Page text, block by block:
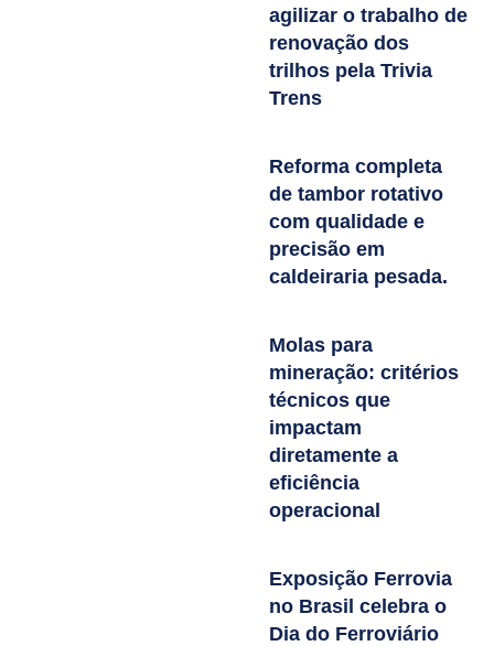
agilizar o trabalho de
renovação dos
trilhos pela Trivia
Trens
Reforma completa
de tambor rotativo
com qualidade e
precisão em
caldeiraria pesada.
Molas para
mineração: critérios
técnicos que
impactam
diretamente a
eficiência
operacional
Exposição Ferrovia
no Brasil celebra o
Dia do Ferroviário